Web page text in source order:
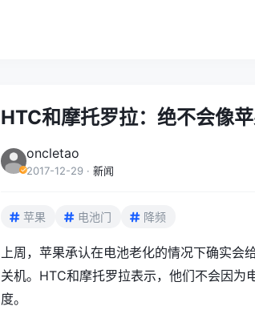
HTC和摩托罗拉：绝不会像
oncletao
2017-12-29 · 新闻
苹果 电池门 降频
上周，苹果承认在电池老化的情况下确实
关机。HTC和摩托罗拉表示，他们不会因为
度。